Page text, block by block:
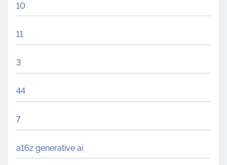
10
11
3
44
7
a16z generative ai